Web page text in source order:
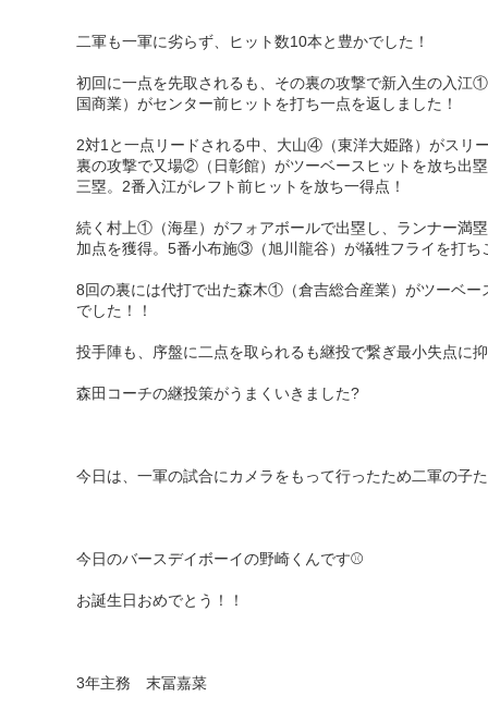
二軍も一軍に劣らず、ヒット数10本と豊かでした！
初回に一点を先取されるも、その裏の攻撃で新入生の入
国商業）がセンター前ヒットを打ち一点を返しました！
2対1と一点リードされる中、大山④（東洋大姫路）がスリ
裏の攻撃で又場②（日彰館）がツーベースヒットを放ち出
三塁。2番入江がレフト前ヒットを放ち一得点！
続く村上①（海星）がフォアボールで出塁し、ランナー満
加点を獲得。5番小布施③（旭川龍谷）が犠牲フライを打
8回の裏には代打で出た森木①（倉吉総合産業）がツーベ
でした！！
投手陣も、序盤に二点を取られるも継投で繋ぎ最小失点に
森田コーチの継投策がうまくいきました?
今日は、一軍の試合にカメラをもって行ったため二軍の子
今日のバースデイボーイの野崎くんです⚾️
お誕生日おめでとう！！
3年主務 末冨嘉菜